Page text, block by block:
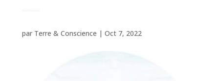
par Terre & Conscience | Oct 7, 2022